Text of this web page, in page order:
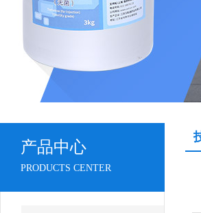
产品中心
PRODUCTS CENTER